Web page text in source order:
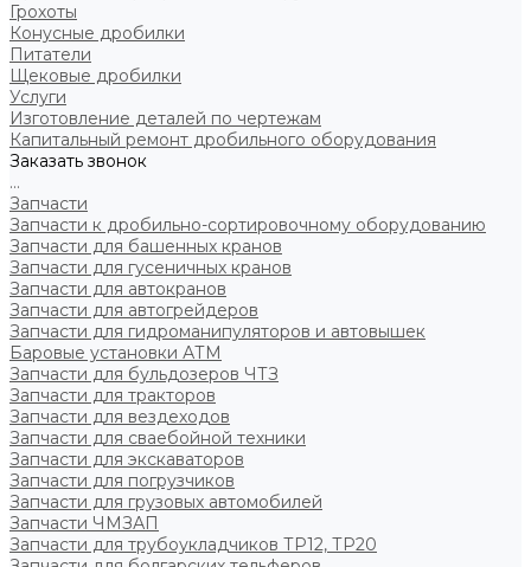
Грохоты
Конусные дробилки
Питатели
Щековые дробилки
Услуги
Изготовление деталей по чертежам
Капитальный ремонт дробильного оборудования
Заказать звонок
...
Запчасти
Запчасти к дробильно-сортировочному оборудованию
Запчасти для башенных кранов
Запчасти для гусеничных кранов
Запчасти для автокранов
Запчасти для автогрейдеров
Запчасти для гидроманипуляторов и автовышек
Баровые установки АТМ
Запчасти для бульдозеров ЧТЗ
Запчасти для тракторов
Запчасти для вездеходов
Запчасти для сваебойной техники
Запчасти для экскаваторов
Запчасти для погрузчиков
Запчасти для грузовых автомобилей
Запчасти ЧМЗАП
Запчасти для трубоукладчиков ТР12, ТР20